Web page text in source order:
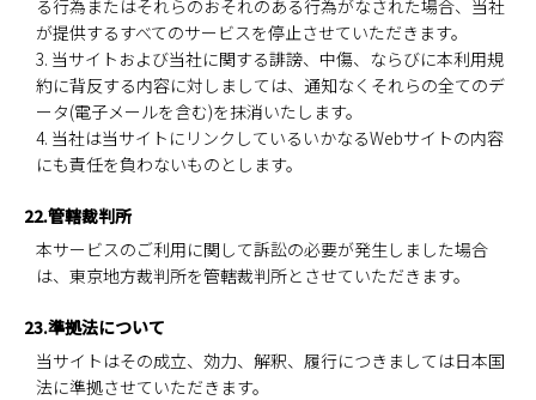
る行為またはそれらのおそれのある行為がなされた場合、当社
が提供するすべてのサービスを停止させていただきます。
3. 当サイトおよび当社に関する誹謗、中傷、ならびに本利用規
約に背反する内容に対しましては、通知なくそれらの全てのデ
ータ(電子メールを含む)を抹消いたします。
4. 当社は当サイトにリンクしているいかなるWebサイトの内容
にも責任を負わないものとします。
22.管轄裁判所
本サービスのご利用に関して訴訟の必要が発生しました場合
は、東京地方裁判所を管轄裁判所とさせていただきます。
23.準拠法について
当サイトはその成立、効力、解釈、履行につきましては日本国
法に準拠させていただきます。